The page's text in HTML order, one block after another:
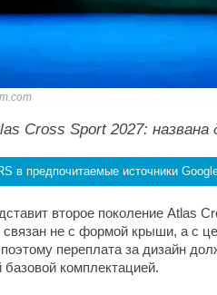
Cross Sport 2027:
в предпочитаемые источники
второе поколение Atlas
связан не с формой крыши, а с
переплата за дизайн
комплектацией.